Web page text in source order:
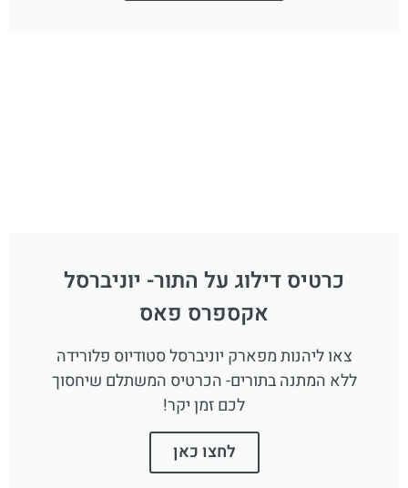
כרטיס דילוג על התור- יוניברסל
אקספרס פאס
צאו ליהנות מפארק יוניברסל סטודיוס פלורידה
ללא המתנה בתורים- הכרטיס המשתלם שיחסוך
לכם זמן יקר!
לחצו כאן